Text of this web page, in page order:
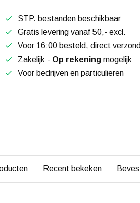
STP. bestanden beschikbaar
Gratis levering vanaf 50,- excl.
Voor 16:00 besteld, direct
Zakelijk - Op rekening mogelijk
Voor bedrijven en particulieren
Recent bekeken